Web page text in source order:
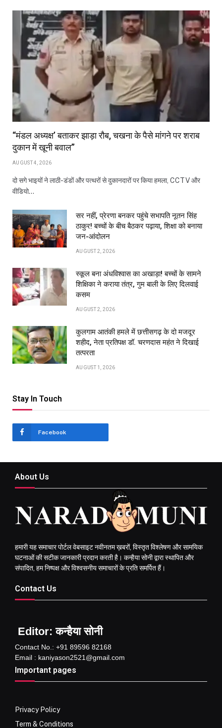
“मंडल अध्यक्ष’ बताकर झाड़ा रौब, चखना के पैसे मांगने पर शराब
दुकान में खूनी बवाल”
AUGUST 4, 2026
दो सगे भाइयों ने लाठी-डंडों और पत्थरों से दुकानदारों पर किया हमला, CCTV और
वीडियो…
सर नहीं, प्रेरणा बनकर पहुंचे सभापति नूतन सिंह
ठाकुर! बच्चों के बीच बैठकर पढ़ाया, शिक्षा को बनाया
जन-आंदोलन
AUGUST 2, 2026
स्कूल बना अंधविश्वास का अखाड़ा! बच्चों के सामने
शिक्षिका ने कराया तंत्र, गुम बाली के लिए दिलवाई
कसम
AUGUST 2, 2026
कुलगाम आतंकी हमले में छत्तीसगढ़ के दो मजदूर
शहीद, नेता प्रतिपक्ष डॉ. चरणदास महंत ने दिखाई
तत्परता
AUGUST 1, 2026
Stay In Touch
Facebook
About Us
हमारी यह समाचार पोर्टल वेबसाइट नवीनतम ख़बरों, विस्तृत विश्लेषण और सामयिक
घटनाओं की सटीक जानकारी प्रदान करती है। कन्हैया सोनी द्वारा स्थापित और
संपादित, हम निष्पक्ष और विश्वसनीय समाचारों के प्रति समर्पित हैं।
Contact Us
Editor: कन्हैया सोनी
Contact No.: +91 89596 82168
Email : kaniyason2521@gmail.com
Important pages
Privacy Policy
Term & Conditions